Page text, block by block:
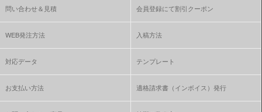
問い合わせ＆見積 会員登録にて割引クーポン
WEB発注方法 入稿方法
対応データ テンプレート
お支払い方法 適格請求書（インボイス）発行